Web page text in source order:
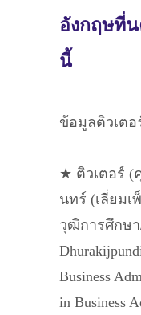
อังกฤษที่
นี้
ข้อมูลติวเตอ
★ ติวเตอร์ (
นทร์ (เลี่ยม
วุฒิการศึกษ
Business
in Business